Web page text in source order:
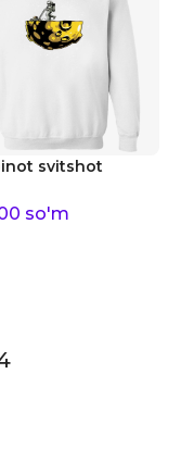
svitshot
so'm